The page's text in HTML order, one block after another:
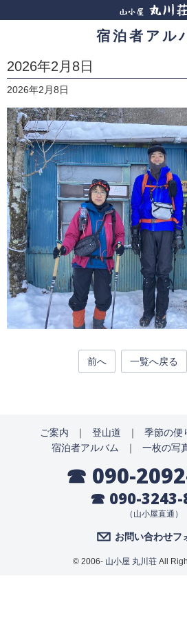
宿泊者アル
2026年2月8日
2026年2月8日
前へ 一覧へ戻る
ご案内 ｜ 登山道 ｜ 季節の便
宿泊者アルバム
｜ 一枚の写
☎ 090-
☎ 090-3243-
（山小屋直通）
お問い合わせフ
© 2006- 山小屋 丸川荘 All